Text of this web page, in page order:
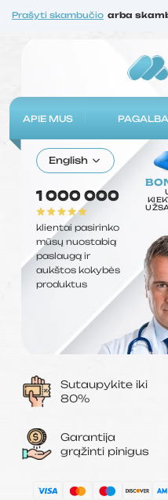
Prašyti skambučio arba
APIE MUS PAGALBA
English
1 000 000
klientai pasirinko
mūsų nuostabią
paslaugą ir
aukštos kokybės
produktus
Sutaupykite iki
80%
Garantija
grąžinti pinigus